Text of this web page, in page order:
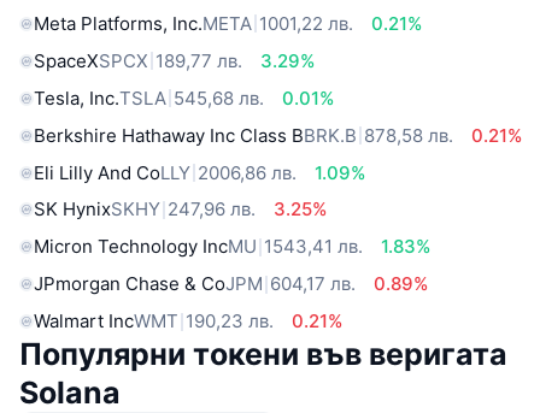
Meta Platforms, Inc.META 1001,22 лв.
0.21%
SpaceXSPCX 189,77 лв.
3.29%
Tesla, Inc.TSLA 545,68 лв.
0.01%
Berkshire Hathaway Inc Class BBRK.B 878,58 лв.
0.21%
Eli Lilly And CoLLY 2006,86 лв.
1.09%
SK HynixSKHY 247,96 лв.
3.25%
Micron Technology IncMU 1543,41 лв.
1.83%
JPmorgan Chase & CoJPM 604,17 лв.
0.89%
Walmart IncWMT 190,23 лв. 0.21%
Популярни токени във веригата
Solana